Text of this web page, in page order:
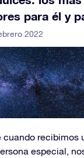
para él y
2022
cuando recibimos
especial,